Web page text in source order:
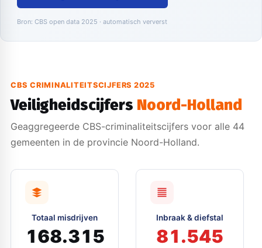
Bron: CBS open data 2025 · automatisch ververst
CBS CRIMINALITEITSCIJFERS 2025
Veiligheidscijfers Noord-Holland
Geaggregeerde CBS-criminaliteitscijfers voor alle 44
gemeenten in de provincie Noord-Holland.
Totaal misdrijven
168.315
Inbraak & diefstal
81.545